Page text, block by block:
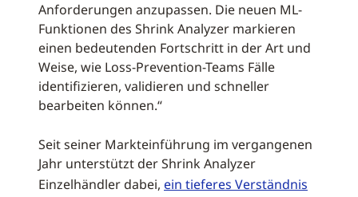
Anforderungen anzupassen. Die neuen ML-
Funktionen des Shrink Analyzer markieren
einen bedeutenden Fortschritt in der Art und
Weise, wie Loss-Prevention-Teams Fälle
identifizieren, validieren und schneller
bearbeiten können.“
Seit seiner Markteinführung im vergangenen
Jahr unterstützt der Shrink Analyzer
Einzelhändler dabei, ein tieferes Verständnis